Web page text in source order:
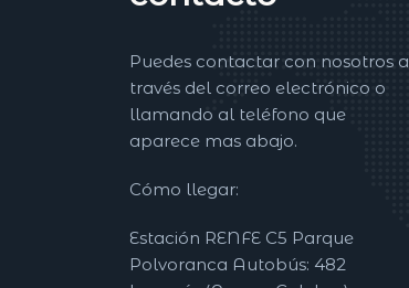
Puedes contactar con nosotros a
través del correo electrónico o
llamando al teléfono que
aparece mas abajo.
Cómo llegar:
Estación RENFE C5 Parque
Polvoranca Autobús: 482